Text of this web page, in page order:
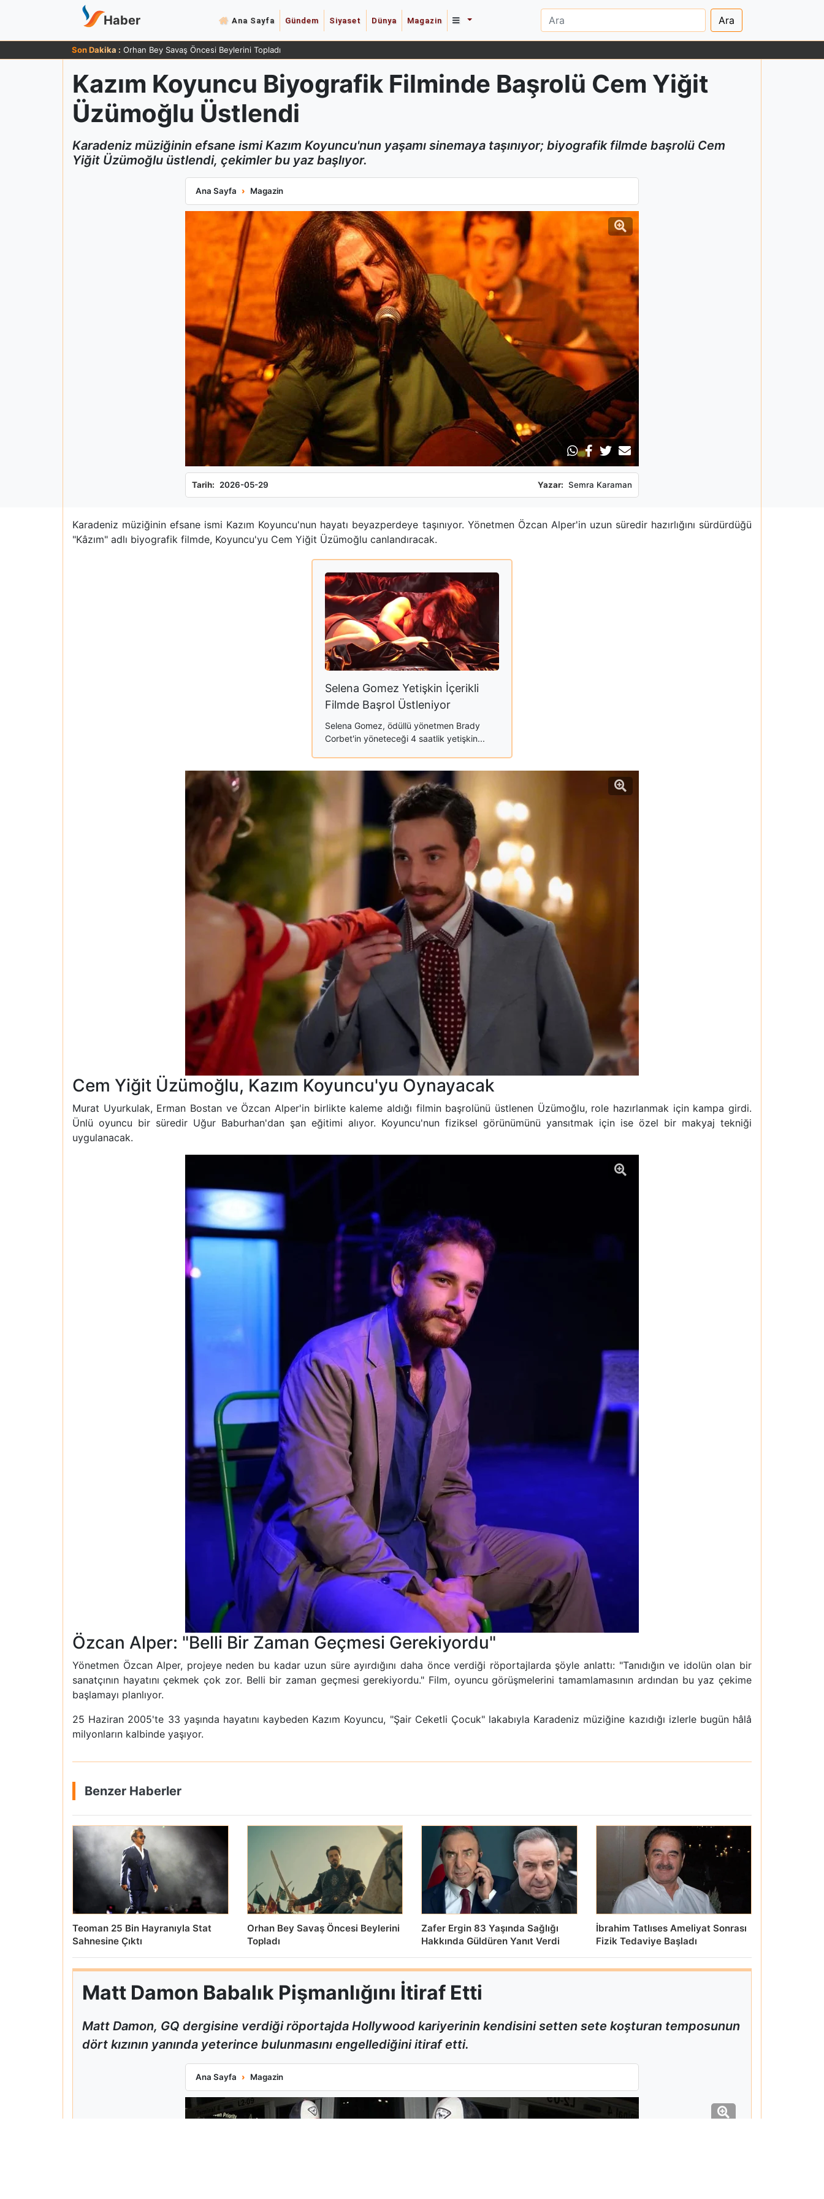
Haber Ana Sayfa Gündem Siyaset Dünya Magazin Ara
Son Dakika : Orhan Bey Savaş Öncesi Beylerini Topladı
Kazım Koyuncu Biyografik Filminde Başrolü Cem Yiğit
Üzümoğlu Üstlendi
Karadeniz müziğinin efsane ismi Kazım Koyuncu'nun yaşamı sinemaya taşınıyor; biyografik filmde başrolü Cem
Yiğit Üzümoğlu üstlendi, çekimler bu yaz başlıyor.
Ana Sayfa Magazin
Kazım Koyuncu Biyografik Filminde Başrolü Cem Yiğit Üzümoğlu Üstlendi
Tarih: 2026-05-29 Yazar: Semra Karaman
Karadeniz müziğinin efsane ismi Kazım Koyuncu'nun hayatı beyazperdeye taşınıyor. Yönetmen Özcan Alper'in uzun süredir hazırlığını sürdürdüğü
"Kâzım" adlı biyografik filmde, Koyuncu'yu Cem Yiğit Üzümoğlu canlandıracak.
Selena Gomez Yetişkin İçerikli
Filmde Başrol Üstleniyor
Selena Gomez, ödüllü yönetmen Brady
Corbet'in yöneteceği 4 saatlik yetişkin...
Cem Yiğit Üzümoğlu, Kazım Koyuncu'yu Oynayacak
Murat Uyurkulak, Erman Bostan ve Özcan Alper'in birlikte kaleme aldığı filmin başrolünü üstlenen Üzümoğlu, role hazırlanmak için kampa girdi.
Ünlü oyuncu bir süredir Uğur Baburhan'dan şan eğitimi alıyor. Koyuncu'nun fiziksel görünümünü yansıtmak için ise özel bir makyaj tekniği
uygulanacak.
Özcan Alper: "Belli Bir Zaman Geçmesi Gerekiyordu"
Yönetmen Özcan Alper, projeye neden bu kadar uzun süre ayırdığını daha önce verdiği röportajlarda şöyle anlattı: "Tanıdığın ve idolün olan bir
sanatçının hayatını çekmek çok zor. Belli bir zaman geçmesi gerekiyordu." Film, oyuncu görüşmelerini tamamlamasının ardından bu yaz çekime
başlamayı planlıyor.
25 Haziran 2005'te 33 yaşında hayatını kaybeden Kazım Koyuncu, "Şair Ceketli Çocuk" lakabıyla Karadeniz müziğine kazıdığı izlerle bugün hâlâ
milyonların kalbinde yaşıyor.
Benzer Haberler
Teoman 25 Bin Hayranıyla Stat
Sahnesine Çıktı
Orhan Bey Savaş Öncesi Beylerini
Topladı
Zafer Ergin 83 Yaşında Sağlığı
Hakkında Güldüren Yanıt Verdi
İbrahim Tatlıses Ameliyat Sonrası
Fizik Tedaviye Başladı
Matt Damon Babalık Pişmanlığını İtiraf Etti
Matt Damon, GQ dergisine verdiği röportajda Hollywood kariyerinin kendisini setten sete koşturan temposunun
dört kızının yanında yeterince bulunmasını engellediğini itiraf etti.
Ana Sayfa Magazin
Matt Damon Babalık Pişmanlığını İtiraf Etti